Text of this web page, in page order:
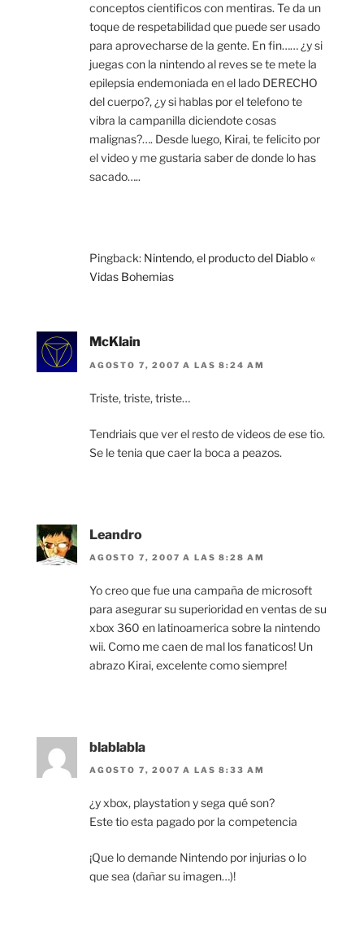
conceptos cientificos con mentiras. Te da un
toque de respetabilidad que puede ser usado
para aprovecharse de la gente. En fin…… ¿y si
juegas con la nintendo al reves se te mete la
epilepsia endemoniada en el lado DERECHO
del cuerpo?, ¿y si hablas por el telefono te
vibra la campanilla diciendote cosas
malignas?…. Desde luego, Kirai, te felicito por
el video y me gustaria saber de donde lo has
sacado…..
Pingback: Nintendo, el producto del Diablo «
Vidas Bohemias
McKlain
AGOSTO 7, 2007 A LAS 8:24 AM
Triste, triste, triste…
Tendriais que ver el resto de videos de ese tio.
Se le tenia que caer la boca a peazos.
Leandro
AGOSTO 7, 2007 A LAS 8:28 AM
Yo creo que fue una campaña de microsoft
para asegurar su superioridad en ventas de su
xbox 360 en latinoamerica sobre la nintendo
wii. Como me caen de mal los fanaticos! Un
abrazo Kirai, excelente como siempre!
blablabla
AGOSTO 7, 2007 A LAS 8:33 AM
¿y xbox, playstation y sega qué son?
Este tio esta pagado por la competencia
¡Que lo demande Nintendo por injurias o lo
que sea (dañar su imagen…)!